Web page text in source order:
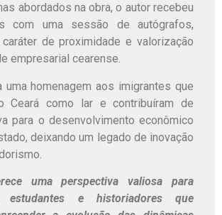
abordados na obra, o autor recebeu
com uma sessão de autógrafos,
de proximidade e valorização
empresarial cearense.
uma homenagem aos imigrantes que
Ceará como lar e contribuíram de
para o desenvolvimento econômico
deixando um legado de inovação
uma perspectiva valiosa para
estudantes e historiadores que